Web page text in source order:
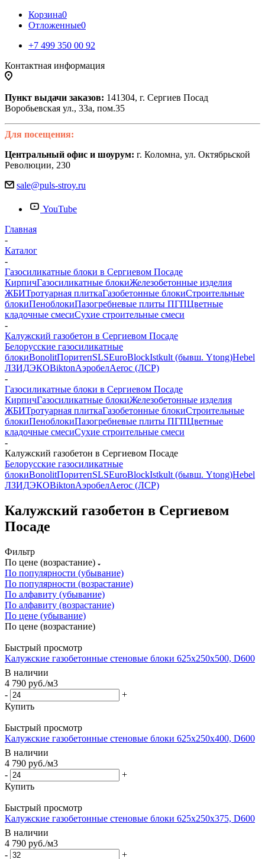
Корзина0
Отложенные0
+7 499 350 00 92
Контактная информация
Пункт выдачи заказов: 141304, г. Сергиев Посад
Воробьевская ул., 33а, пом.35
Для посещения:
Центральный офис и шоурум: г. Коломна, ул. Октябрьской
Революции, 230
sale@puls-stroy.ru
YouTube
Главная
-
Каталог
-
Газосиликатные блоки в Сергиевом Посаде
КирпичГазосиликатные блокиЖелезобетонные изделия
ЖБИТротуарная плиткаГазобетонные блокиСтроительные
блокиПеноблокиПазогребневые плиты ПГПЦветные
кладочные смесиСухие строительные смеси
-
Калужский газобетон в Сергиевом Посаде
Белорусские газосиликатные
блокиBonolitПоритепSLSEuroBlockIstkult (бывш. Ytong)Hebel
ЛЗИДЭКОBiktonАэробелAeroc (ЛСР)
-
Газосиликатные блоки в Сергиевом Посаде
КирпичГазосиликатные блокиЖелезобетонные изделия
ЖБИТротуарная плиткаГазобетонные блокиСтроительные
блокиПеноблокиПазогребневые плиты ПГПЦветные
кладочные смесиСухие строительные смеси
-
Калужский газобетон в Сергиевом Посаде
Белорусские газосиликатные
блокиBonolitПоритепSLSEuroBlockIstkult (бывш. Ytong)Hebel
ЛЗИДЭКОBiktonАэробелAeroc (ЛСР)
Калужский газобетон в Сергиевом
Посаде
Фильтр
По цене (возрастание)
По популярности (убывание)
По популярности (возрастание)
По алфавиту (убывание)
По алфавиту (возрастание)
По цене (убывание)
По цене (возрастание)
Быстрый просмотр
Калужские газобетонные стеновые блоки 625x250x500, D600
В наличии
4 790 руб./м3
-
+
Купить
Быстрый просмотр
Калужские газобетонные стеновые блоки 625x250x400, D600
В наличии
4 790 руб./м3
-
+
Купить
Быстрый просмотр
Калужские газобетонные стеновые блоки 625x250x375, D600
В наличии
4 790 руб./м3
-
+